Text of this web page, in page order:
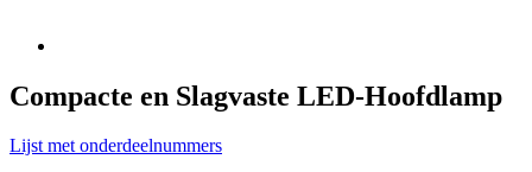
Compacte en Slagvaste LED-Hoofdlamp
Lijst met onderdeelnummers